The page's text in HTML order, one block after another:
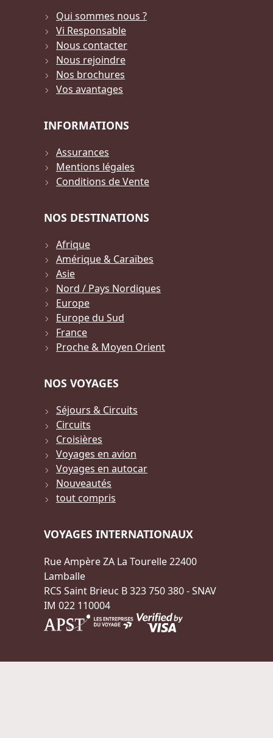
Qui sommes nous ?
Vi Responsable
Nous contacter
Nous rejoindre
Nos brochures
Vos avantages
INFORMATIONS
Assurances
Mentions légales
Conditions de Vente
NOS DESTINATIONS
Afrique
Amérique & Caraïbes
Asie
Nord / Pays Nordiques
Europe
Europe du Sud
France
Proche & Moyen Orient
NOS VOYAGES
Séjours & Circuits
Circuits
Croisières
Voyages en avion
Voyages en autocar
Nouveautés
tout compris
VOYAGES INTERNATIONAUX
Rue Ampère ZA La Tourelle 22400
Lamballe
RCS Saint Brieuc B 323 750 380 - SNAV
IM 022 110004